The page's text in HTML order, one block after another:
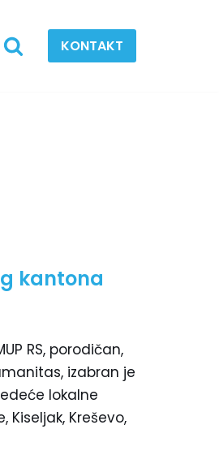
KONTAKT
kantona
RS, porodičan,
izabran je
lokalne
Kiseljak, Kreševo,